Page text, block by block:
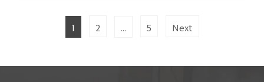
分
Page
1 Page
2 ... Page
5 Next